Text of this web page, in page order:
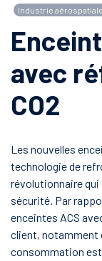
ENTREPRISE
ACADEMY
ACTUALITÈES ET
Industrie
avec
CO2
Les nouvelles
technologie de
révolutionnaire
sécurité. Par
enceintes ACS
client, notamment
consommation est